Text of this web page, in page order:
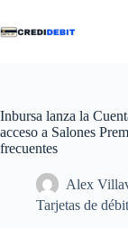
contenido
Inbursa lanza la
acceso a Salones
frecuentes
Alex
Tarjetas de